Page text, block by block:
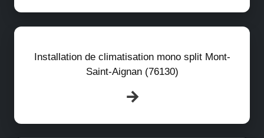
Installation de climatisation mono split Mont-
Saint-Aignan (76130)